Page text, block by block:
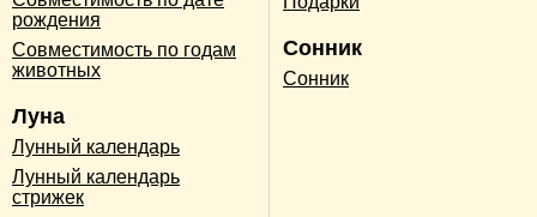
рождения
Совместимость по годам
животных
Луна
Лунный календарь
Лунный календарь
стрижек
Сонник
Сонник